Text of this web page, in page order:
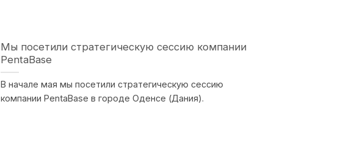
Мы посетили стратегическую сессию компании
PentaBase
В начале мая мы посетили стратегическую сессию
компании PentaBase в городе Оденсе (Дания).